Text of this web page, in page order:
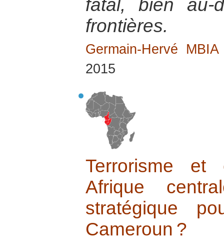
fatal, bien au-
frontières.
Germain-Hervé
2015
Terrorisme et
Afrique
stratégique
Cameroun ?